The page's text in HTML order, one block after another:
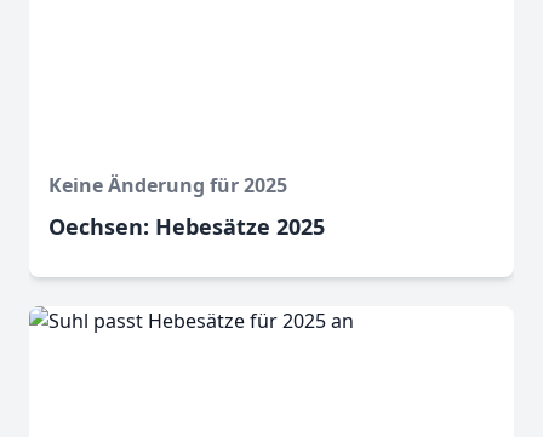
Keine Änderung für 2025
Oechsen: Hebesätze 2025